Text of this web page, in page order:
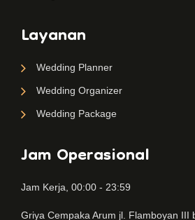
Layanan
Wedding Planner
Wedding Organizer
Wedding Package
Jam Operasional
Jam Kerja, 00:00 - 23:59
Griya Cempaka Arum jl. Flamboyan III